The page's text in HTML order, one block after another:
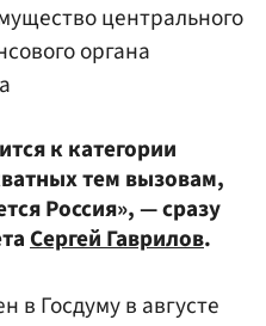
центрального
органа
к категории
тем вызовам,
Россия», — сразу
Сергей Гаврилов.
в Госдуму в августе